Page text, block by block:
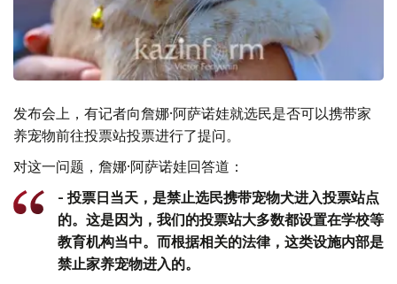
发布会上，有记者向詹娜·阿萨诺娃就选民是否可以携带家
养宠物前往投票站投票进行了提问。
对这一问题，詹娜·阿萨诺娃回答道：
- 投票日当天，是禁止选民携带宠物犬进入投票站点
的。这是因为，我们的投票站大多数都设置在学校等
教育机构当中。而根据相关的法律，这类设施内部是
禁止家养宠物进入的。